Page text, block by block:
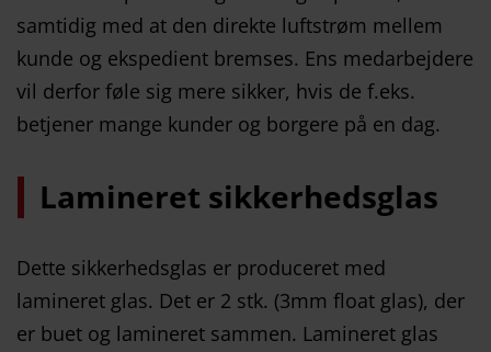
samtidig med at den direkte luftstrøm mellem
kunde og ekspedient bremses. Ens medarbejdere
vil derfor føle sig mere sikker, hvis de f.eks.
betjener mange kunder og borgere på en dag.
Lamineret sikkerhedsglas
Dette sikkerhedsglas er produceret med
lamineret glas. Det er 2 stk. (3mm float glas), der
er buet og lamineret sammen. Lamineret glas